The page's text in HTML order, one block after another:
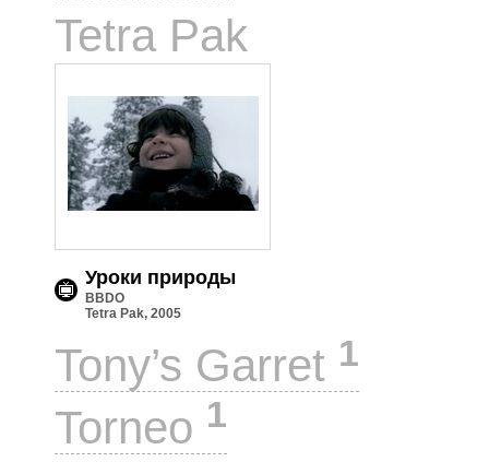
Tetra Pak
Уроки природы
BBDO
Tetra Pak, 2005
Tony’s Garret 1
Torneo 1